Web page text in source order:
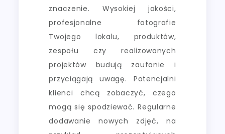
znaczenie. Wysokiej jakości,
profesjonalne fotografie
Twojego lokalu, produktów,
zespołu czy realizowanych
projektów budują zaufanie i
przyciągają uwagę. Potencjalni
klienci chcą zobaczyć, czego
mogą się spodziewać. Regularne
dodawanie nowych zdjęć, na